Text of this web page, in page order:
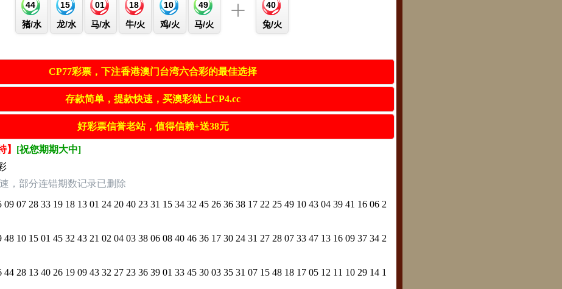
CP77彩票，下注香港澳门台湾六合彩的最佳选择
存款简单，提款快速，买澳彩就上CP4.cc
好彩票信誉老站，值得信赖+送38元
】 [祝您期期大中]
，部分连错期数记录已删除
09 07 28 33 19 18 13 01 24 20 40 23 31 15 34 32 45 26 36 38 17 22 25 49 10 43 04 39 41 16 06 2
48 10 15 01 45 32 43 21 02 04 03 38 06 08 40 46 36 17 30 24 31 27 28 07 33 47 13 16 09 37 34 2
44 28 13 40 26 19 09 43 32 27 23 36 39 01 33 45 30 03 35 31 07 15 48 18 17 05 12 11 10 29 14 1